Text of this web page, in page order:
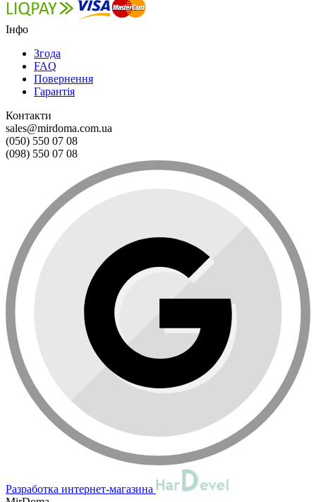
Інфо
Згода
FAQ
Повернення
Гарантія
Контакти
sales@mirdoma.com.ua
(050) 550 07 08
(098) 550 07 08
Разработка интернет-магазина